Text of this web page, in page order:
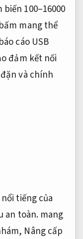
100–16000
mang thể
cáo USB
đảm kết nối
và chính
tiếng của
an toàn. mang
Nâng cấp